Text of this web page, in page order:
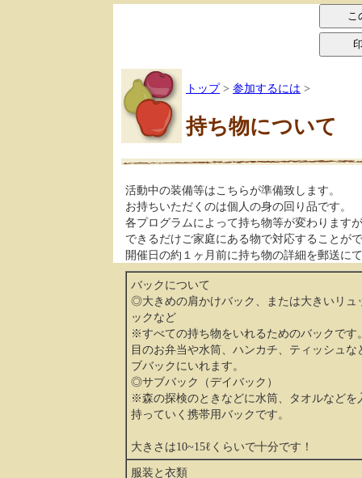
トップ> 参加するには >
持ち物について
活動中の装備等はこちらが準備致します。
お持ちいただくのは個人の身の回り品です。
各プログラムによって持ち物等が変わります
できるだけご家庭にある物で対応することが
開催日の約１ヶ月前に持ち物の詳細を郵送に
バックについて
◎大きめの肩かけバック、または大きいリュ
ックなど
※すべての持ち物をいれるためのバックです
目のお弁当や水筒、ハンカチ、ティッシュな
ブバックにいれます。
◎サブバック（デイバック）
※森の探検のときなどに水筒、タオルなどを
持っていく携帯用バックです。
大きさは10~15ℓくらいで十分です！
服装と衣類